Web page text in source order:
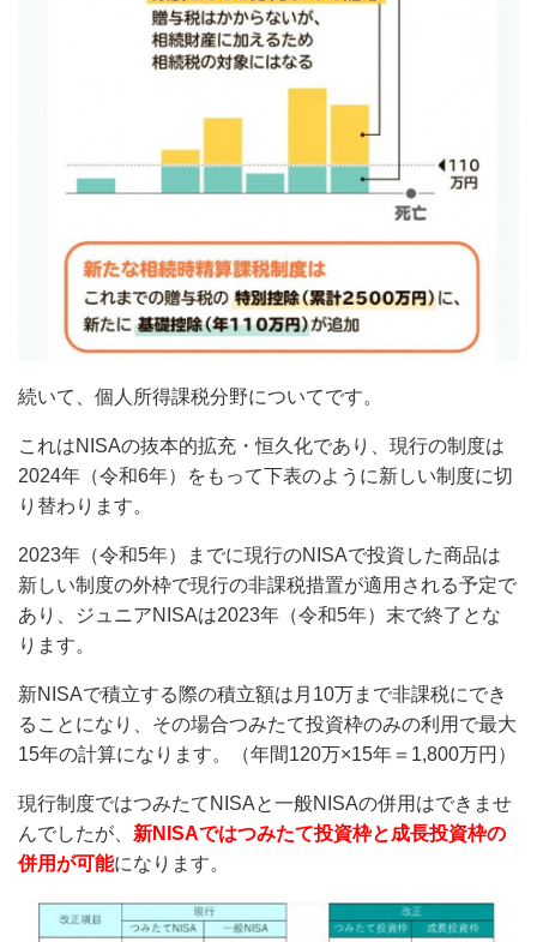
続いて、個人所得課税分野についてです。
これはNISAの抜本的拡充・恒久化であり、現行の制度は
2024年（令和6年）をもって下表のように新しい制度に切
り替わります。
2023年（令和5年）までに現行のNISAで投資した商品は
新しい制度の外枠で現行の非課税措置が適用される予定で
あり、ジュニアNISAは2023年（令和5年）末で終了とな
ります。
新NISAで積立する際の積立額は月10万まで非課税にでき
ることになり、その場合つみたて投資枠のみの利用で最大
15年の計算になります。（年間120万×15年＝1,800万円）
現行制度ではつみたてNISAと一般NISAの併用はできませ
んでしたが、 新NISAではつみたて投資枠と成長投資枠の
併用が可能になります。